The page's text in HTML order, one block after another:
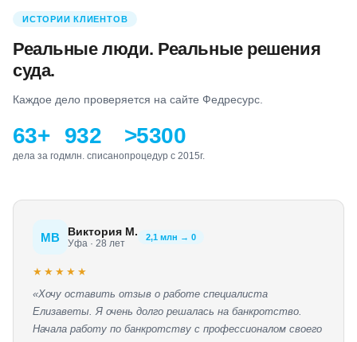
ИСТОРИИ КЛИЕНТОВ
Реальные люди. Реальные решения
суда.
Каждое дело проверяется на сайте Федресурс.
63+
дела за год
932
млн. списано
>5300
процедур с 2015г.
МВ Виктория М.
Уфа · 28 лет
2,1 млн → 0
★★★★★
«Хочу оставить отзыв о работе специалиста
Елизаветы. Я очень долго решалась на банкротство.
Начала работу по банкротству с профессионалом своего